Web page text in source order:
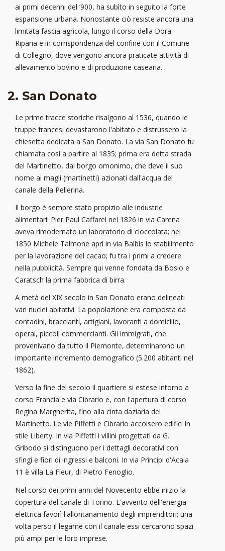
ai primi decenni del ’900, ha subìto in seguito la forte
espansione urbana. Nonostante ciò resiste ancora una
limitata fascia agricola, lungo il corso della Dora
Riparia e in corrispondenza del confine con il Comune
di Collegno, dove vengono ancora praticate attività di
allevamento bovino e di produzione casearia.
2. San Donato
Le prime tracce storiche risalgono al 1536, quando le
truppe francesi devastarono l'abitato e distrussero la
chiesetta dedicata a San Donato. La via San Donato fu
chiamata così a partire al 1835; prima era detta strada
del Martinetto, dal borgo omonimo, che deve il suo
nome ai magli (martinetti) azionati dall'acqua del
canale della Pellerina.
Il borgo è sempre stato propizio alle industrie
alimentari: Pier Paul Caffarel nel 1826 in via Carena
aveva rimodernato un laboratorio di cioccolata; nel
1850 Michele Talmone aprì in via Balbis lo stabilimento
per la lavorazione del cacao; fu tra i primi a credere
nella pubblicità. Sempre qui venne fondata da Bosio e
Caratsch la prima fabbrica di birra.
A metà del XIX secolo in San Donato erano delineati
vari nuclei abitativi. La popolazione era composta da
contadini, braccianti, artigiani, lavoranti a domicilio,
operai, piccoli commercianti. Gli immigrati, che
provenivano da tutto il Piemonte, determinarono un
importante incremento demografico (5.200 abitanti nel
1862).
Verso la fine del secolo il quartiere si estese intorno a
corso Francia e via Cibrario e, con l'apertura di corso
Regina Margherita, fino alla cinta daziaria del
Martinetto. Le vie Piffetti e Cibrario accolsero edifici in
stile Liberty. In via Piffetti i villini progettati da G.
Gribodo si distinguono per i dettagli decorativi con
sfingi e fiori di ingressi e balconi. In via Principi d'Acaia
11 è villa La Fleur, di Pietro Fenoglio.
Nel corso dei primi anni del Novecento ebbe inizio la
copertura del canale di Torino. L'avvento dell'energia
elettrica favorì l'allontanamento degli imprenditori; una
volta perso il legame con il canale essi cercarono spazi
più ampi per le loro imprese.